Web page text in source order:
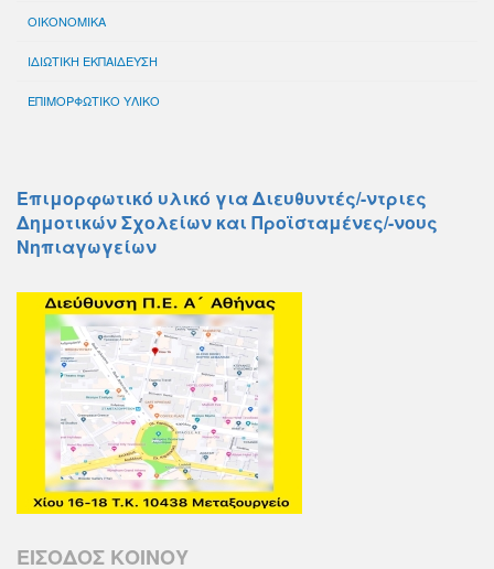
ΟΙΚΟΝΟΜΙΚΑ
ΙΔΙΩΤΙΚΗ ΕΚΠΑΙΔΕΥΣΗ
ΕΠΙΜΟΡΦΩΤΙΚΟ ΥΛΙΚΟ
Επιμορφωτικό υλικό για Διευθυντές/-ντριες
Δημοτικών Σχολείων και Προϊσταμένες/-νους
Νηπιαγωγείων
ΕΙΣΟΔΟΣ ΚΟΙΝΟΥ